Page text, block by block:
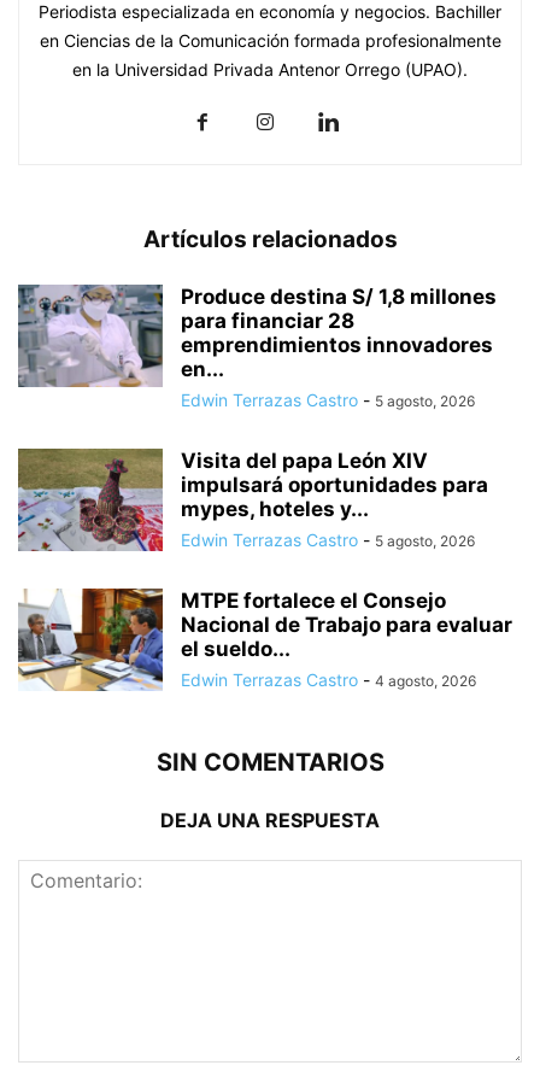
Periodista especializada en economía y negocios. Bachiller
en Ciencias de la Comunicación formada profesionalmente
en la Universidad Privada Antenor Orrego (UPAO).
Artículos relacionados
Produce destina S/ 1,8 millones
para financiar 28
emprendimientos innovadores
en...
Edwin Terrazas Castro - 5 agosto, 2026
Visita del papa León XIV
impulsará oportunidades para
mypes, hoteles y...
Edwin Terrazas Castro - 5 agosto, 2026
MTPE fortalece el Consejo
Nacional de Trabajo para evaluar
el sueldo...
Edwin Terrazas Castro - 4 agosto, 2026
SIN COMENTARIOS
DEJA UNA RESPUESTA